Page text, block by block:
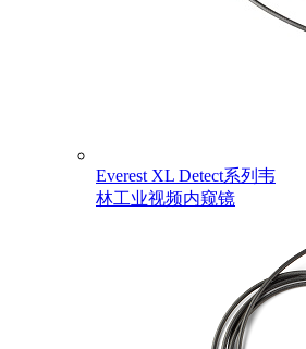
Everest XL Detect系列韦
林工业视频内窥镜